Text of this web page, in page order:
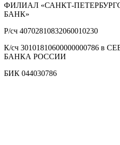
ФИЛИАЛ «САНКТ-
БАНК»
Р/сч 40702810832060010230
К/сч 30101810600000000786 в
БАНКА РОССИИ
БИК 044030786